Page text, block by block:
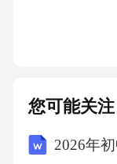
它能对路基
化。在热棒
如图是用已调
质量时的情
您可能关注